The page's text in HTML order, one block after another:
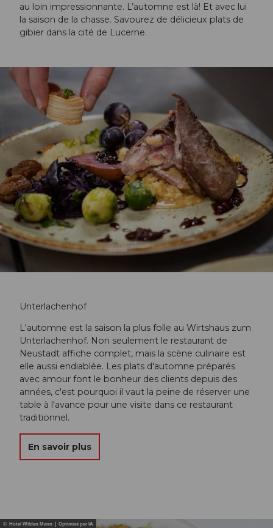
au loin impressionnante. L’automne est là! Et avec lui
la saison de la chasse. Savourez de délicieux plats de
gibier dans la cité de Lucerne.
Unterlachenhof
L'automne est la saison la plus folle au Wirtshaus zum
Unterlachenhof. Non seulement le restaurant de
Neustadt affiche complet, mais la scène culinaire est
elle aussi endiablée. Les plats d'automne préparés
avec amour font le bonheur des clients depuis des
années, c'est pourquoi il vaut la peine de réserver une
table à l'avance pour une visite dans ce restaurant
traditionnel.
En savoir plus
© Hotel Wilden Mann | Optimisé par IA